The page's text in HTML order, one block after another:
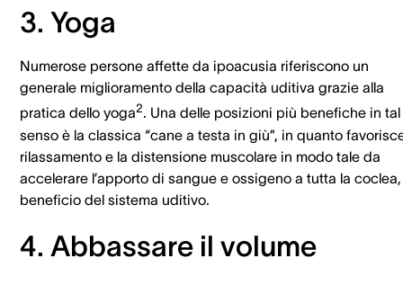
3. Yoga
Numerose persone affette da ipoacusia riferiscono un
generale miglioramento della capacità uditiva grazie alla
pratica dello yoga2. Una delle posizioni più benefiche in tal
senso è la classica “cane a testa in giù”, in quanto
rilassamento e la distensione muscolare in modo tale da
accelerare l’apporto di sangue e ossigeno a tutta la
beneficio del sistema uditivo.
4. Abbassare il volume